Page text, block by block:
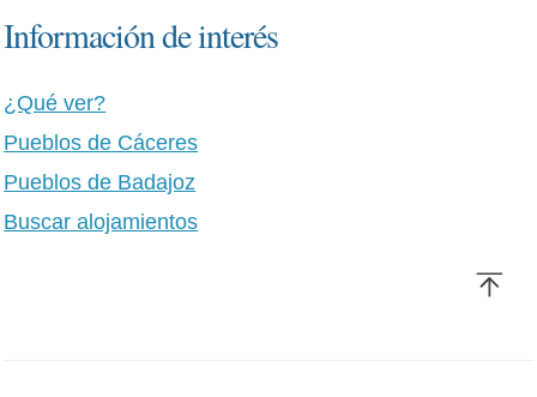
Información de interés
¿Qué ver?
Pueblos de Cáceres
Pueblos de Badajoz
Buscar alojamientos